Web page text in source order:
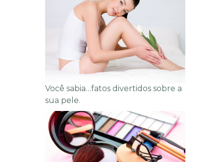
Você sabia…fatos divertidos sobre a
sua pele.